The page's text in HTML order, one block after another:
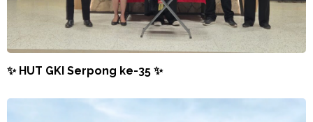
✨ HUT GKI Serpong ke-35 ✨